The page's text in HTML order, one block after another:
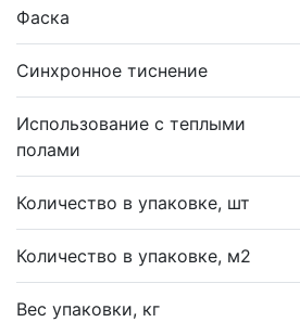
Фаска
Синхронное тиснение
Использование с теплыми
полами
Количество в упаковке, шт
Количество в упаковке, м2
Вес упаковки, кг